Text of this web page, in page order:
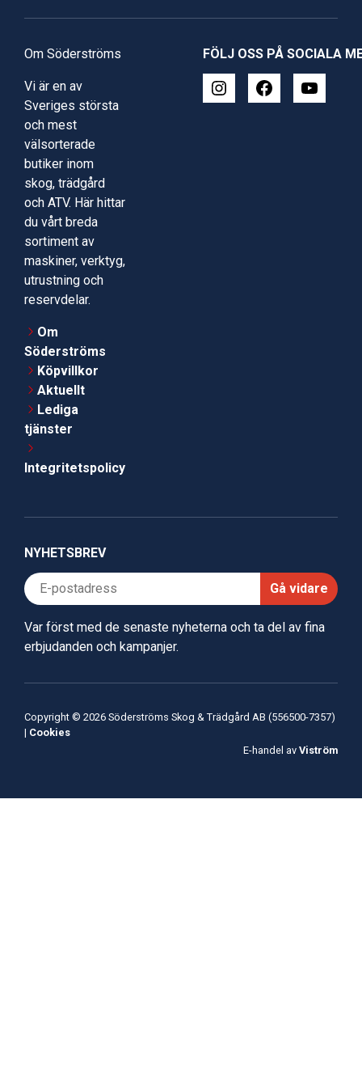
Om Söderströms
Vi är en av
Sveriges största
och mest
välsorterade
butiker inom
skog, trädgård
och ATV. Här hittar
du vårt breda
sortiment av
maskiner, verktyg,
utrustning och
reservdelar.
Om
Söderströms
Köpvillkor
Aktuellt
Lediga
tjänster
Integritetspolicy
FÖLJ OSS PÅ SOCIALA
NYHETSBREV
Gå vidare
Var först med de senaste nyheterna och ta del av fina
erbjudanden och kampanjer.
Copyright © 2026 Söderströms Skog & Trädgård AB (556500-7357)
| Cookies
E-handel av Viström